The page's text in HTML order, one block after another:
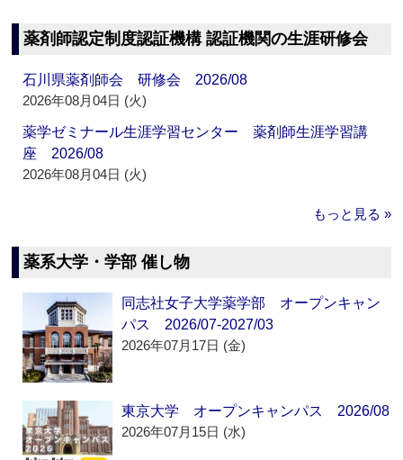
薬剤師認定制度認証機構 認証機関の生涯研修会
石川県薬剤師会 研修会 2026/08
2026年08月04日 (火)
薬学ゼミナール生涯学習センター 薬剤師生涯学習講
座 2026/08
2026年08月04日 (火)
もっと見る »
薬系大学・学部 催し物
同志社女子大学薬学部 オープンキャン
パス 2026/07-2027/03
2026年07月17日 (金)
東京大学 オープンキャンパス 2026/08
2026年07月15日 (水)